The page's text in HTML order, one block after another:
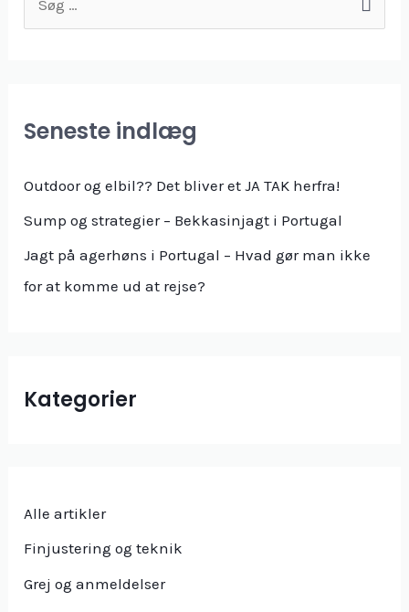
ø
f
e
r
Seneste indlæg
Outdoor og elbil?? Det bliver et JA TAK herfra!
Sump og strategier – Bekkasinjagt i Portugal
Jagt på agerhøns i Portugal – Hvad gør man ikke
for at komme ud at rejse?
Kategorier
Alle artikler
Finjustering og teknik
Grej og anmeldelser